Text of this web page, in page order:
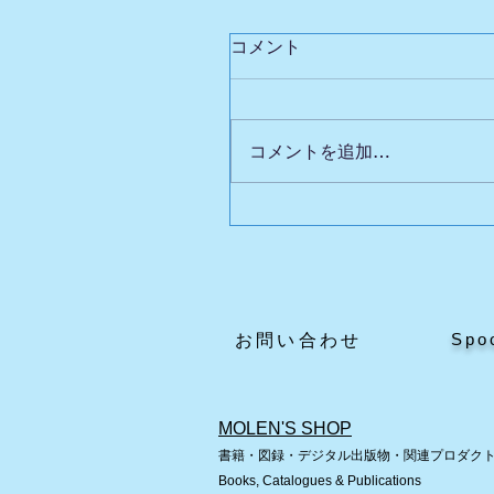
コメント
コメントを追加…
​お問い合わせ
MOLEN'S SHOP
書籍・図録・デジタル出版物・関連プロダク
Books, Catalogues & Publications